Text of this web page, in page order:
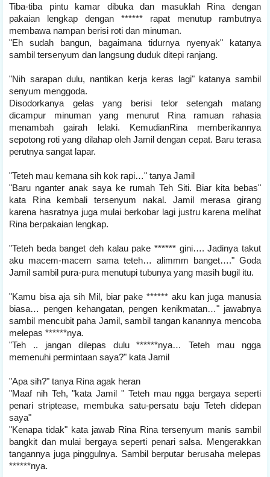
Tiba-tiba pintu kamar dibuka dan masuklah Rina dengan
pakaian lengkap dengan ****** rapat menutup rambutnya
membawa nampan berisi roti dan minuman.
"Eh sudah bangun, bagaimana tidurnya nyenyak" katanya
sambil tersenyum dan langsung duduk ditepi ranjang.
"Nih sarapan dulu, nantikan kerja keras lagi" katanya sambil
senyum menggoda.
Disodorkanya gelas yang berisi telor setengah matang
dicampur minuman yang menurut Rina ramuan rahasia
menambah gairah lelaki. KemudianRina memberikannya
sepotong roti yang dilahap oleh Jamil dengan cepat. Baru terasa
perutnya sangat lapar.
"Teteh mau kemana sih kok rapi…" tanya Jamil
"Baru nganter anak saya ke rumah Teh Siti. Biar kita bebas"
kata Rina kembali tersenyum nakal. Jamil merasa girang
karena hasratnya juga mulai berkobar lagi justru karena melihat
Rina berpakaian lengkap.
"Teteh beda banget deh kalau pake ****** gini…. Jadinya takut
aku macem-macem sama teteh… alimmm banget…." Goda
Jamil sambil pura-pura menutupi tubunya yang masih bugil itu.
"Kamu bisa aja sih Mil, biar pake ****** aku kan juga manusia
biasa… pengen kehangatan, pengen kenikmatan…" jawabnya
sambil mencubit paha Jamil, sambil tangan kanannya mencoba
melepas ******nya.
"Teh .. jangan dilepas dulu ******nya… Teteh mau ngga
memenuhi permintaan saya?" kata Jamil
"Apa sih?" tanya Rina agak heran
"Maaf nih Teh, "kata Jamil " Teteh mau ngga bergaya seperti
penari striptease, membuka satu-persatu baju Teteh didepan
saya"
"Kenapa tidak" kata jawab Rina Rina tersenyum manis sambil
bangkit dan mulai bergaya seperti penari salsa. Mengerakkan
tangannya juga pinggulnya. Sambil berputar berusaha melepas
******nya.